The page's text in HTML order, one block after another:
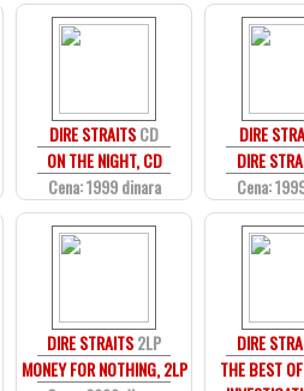
DIRE STRAITSCD
ON THE NIGHT, CD
Cena: 1999 dinara
DIRE
DIRE
Cena:
DIRE STRAITS2LP
MONEY FOR NOTHING, 2LP
DIRE
THE BEST